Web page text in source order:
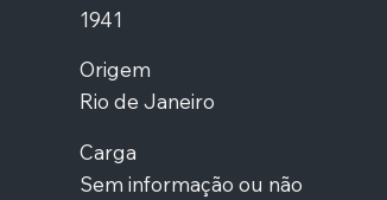
1941
Origem
Rio de Janeiro
Carga
Sem informação ou não